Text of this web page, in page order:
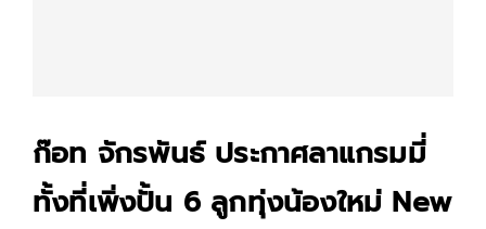
ก๊อท จักรพันธ์ ประกาศลาแกรมมี่
ทั้งที่เพิ่งปั้น 6 ลูกทุ่งน้องใหม่ New